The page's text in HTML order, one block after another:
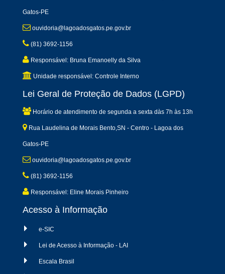
Gatos-PE
ouvidoria@lagoadosgatos.pe.gov.br
(81) 3692-1156
Responsável: Bruna Emanoelly da Silva
Unidade responsável: Controle Interno
Lei Geral de Proteção de Dados (LGPD)
Horário de atendimento de segunda a sexta dàs 7h às 13h
Rua Laudelina de Morais Bento,SN - Centro - Lagoa dos
Gatos-PE
ouvidoria@lagoadosgatos.pe.gov.br
(81) 3692-1156
Responsável: Eline Morais Pinheiro
Acesso à Informação
e-SIC
Lei de Acesso à Informação - LAI
Escala Brasil